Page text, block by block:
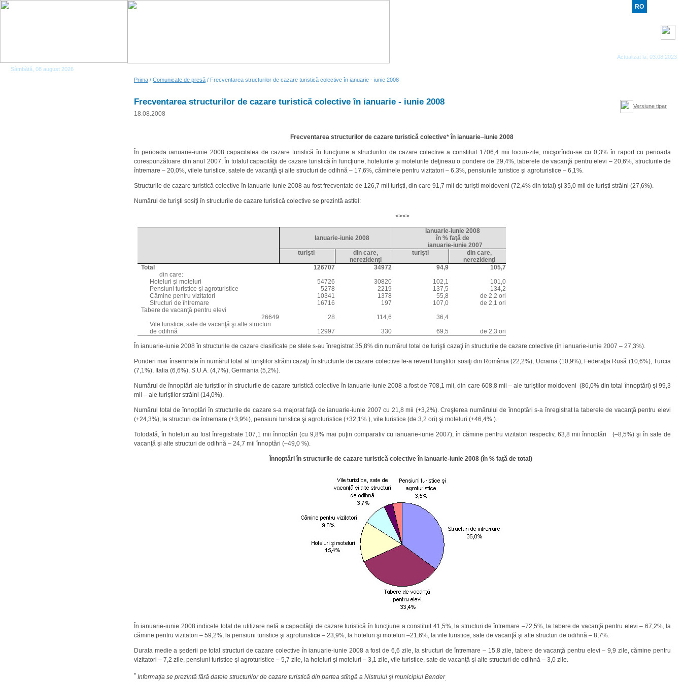
Sâmbătă, 08 august 2026
RO
Actualizat la: 03.08.2023
Prima / Comunicate de presă / Frecventarea structurilor de cazare turistică colective în ianuarie - iunie 2008
Frecventarea structurilor de cazare turistică colective în ianuarie - iunie 2008
18.08.2008
Versiune tipar
Frecventarea structurilor de cazare turistică colective*în ianuarie–iunie 2008
În perioada ianuarie-iunie 2008 capacitatea de cazare turistică în funcţiune a structurilor de cazare colective a constituit 1706,4 mii locuri-zile, micşorîndu-se cu 0,3% în raport cu perioada
corespunzătoare din anul 2007. În totalul capacităţii de cazare turistică în funcţiune, hotelurile şi motelurile deţineau o pondere de 29,4%, taberele de vacanţă pentru elevi – 20,6%, structurile de
întremare – 20,0%, vilele turistice, satele de vacanţă şi alte structuri de odihnă – 17,6%, căminele pentru vizitatori – 6,3%, pensiunile turistice şi agroturistice – 6,1%.
Structurile de cazare turistică colective în ianuarie-iunie 2008 au fost frecventate de 126,7 mii turişti, din care 91,7 mii de turişti moldoveni (72,4% din total) şi 35,0 mii de turişti străini (27,6%).
Numărul de turişti sosiţi în structurile de cazare turistică colective se prezintă astfel:
<><>
Ianuarie-iunie 2008
Ianuarie-iunie2008
în % faţă de
ianuarie-iunie2007
turişti
din care,
nerezidenţi
turişti
din care,
nerezidenţi
Total
126707 34972 94,9
105,7
din care:
Hoteluri şi moteluri
54726 30820 102,1
101,0
Pensiuni turistice şi agroturistice
5278 2219 137,5
134,2
Cămine pentru vizitatori
10341 1378 55,8
de 2,2 ori
Structuri de întremare
16716 197 107,0
de 2,1 ori
Tabere de vacanţă pentru elevi
26649
28 114,6
36,4
Vile turistice, sate de vacanţă şi alte structuri
de odihnă
12997 330 69,5 de 2,3 ori
În ianuarie-iunie 2008 în structurile de cazare clasificate pe stele s-au înregistrat 35,8% din numărul total de turişti cazaţi în structurile de cazare colective (în ianuarie-iunie 2007 – 27,3%).
Ponderi mai însemnate în numărul total al turiştilor străini cazaţi în structurile de cazare colective le-a revenit turiştilor sosiţi din România (22,2%), Ucraina (10,9%), Federaţia Rusă (10,6%), Turcia
(7,1%), Italia (6,6%), S.U.A. (4,7%), Germania (5,2%).
Numărul de înnoptări ale turiştilor în structurile de cazare turistică colective în ianuarie-iunie 2008 a fost de 708,1 mii, din care 608,8 mii – ale turiştilor moldoveni (86,0% din total înnoptări) şi 99,3
mii – ale turiştilor străini (14,0%).
Numărul total de înnoptări în structurile de cazare s-a majorat faţă de ianuarie-iunie 2007 cu 21,8 mii (+3,2%). Creşterea numărului de înnoptări s-a înregistrat la taberele de vacanţă pentru elevi
(+24,3%), la structuri de întremare (+3,9%), pensiuni turistice şi agroturistice (+32,1% ), vile turistice (de 3,2 ori) şi moteluri (+46,4% ).
Totodată, în hoteluri au fost înregistrate 107,1 mii înnoptări (cu 9,8% mai puţin comparativ cu ianuarie-iunie 2007), în cămine pentru vizitatori respectiv, 63,8 mii înnoptări (–8,5%) şi în sate de
vacanţă şi alte structuri de odihnă – 24,7 mii înnoptări (–49,0 %).
Înnoptări în structurile de cazare turistică colective în ianuarie-iunie 2008 (în % faţă de total)
În ianuarie-iunie 2008 indicele total de utilizare netă a capacităţii de cazare turistică în funcţiune a constituit 41,5%, la structuri de întremare –72,5%, la tabere de vacanţă pentru elevi – 67,2%, la
cămine pentru vizitatori – 59,2%, la pensiuni turistice şi agroturistice – 23,9%, la hoteluri şi moteluri –21,6%, la vile turistice, sate de vacanţă şi alte structuri de odihnă – 8,7%.
Durata medie a şederii pe total structuri de cazare colective în ianuarie-iunie 2008 a fost de 6,6 zile, la structuri de întremare – 15,8 zile, tabere de vacanţă pentru elevi – 9,9 zile, cămine pentru
vizitatori – 7,2 zile, pensiuni turistice şi agroturistice – 5,7 zile, la hoteluri şi moteluri – 3,1 zile, vile turistice, sate de vacanţă şi alte structuri de odihnă – 3,0 zile.
* Informaţia se prezintă fără datele structurilor de cazare turistică din partea stîngă a Nistrului şi municipiul Bender.